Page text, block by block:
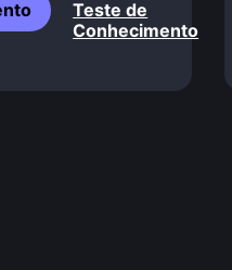
Teste de
Conhecimento